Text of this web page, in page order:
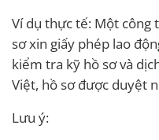
Ví dụ thực tế: Một công
sơ xin giấy phép lao
kiểm tra kỹ hồ sơ và
Việt, hồ sơ được duyệt
Lưu ý: